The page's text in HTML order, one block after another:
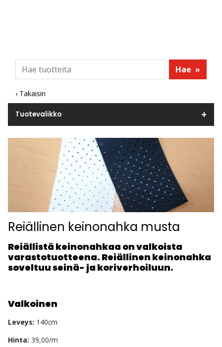
Hae »
‹ Takaisin
Tuotevalikko
Reiällinen keinonahka musta
Reiällistä keinonahkaa on valkoista
varastotuotteena. Reiällinen keinonahka
soveltuu seinä- ja koriverhoiluun.
Valkoinen
Leveys: 140cm
Hinta: 39,00/m